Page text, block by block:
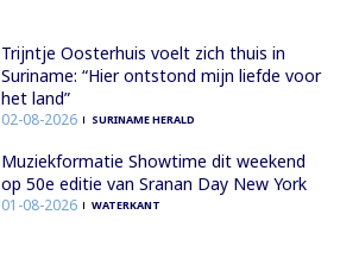
Trijntje Oosterhuis voelt zich thuis in
Suriname: “Hier ontstond mijn liefde voor
het land”
02-08-2026 SURINAME HERALD
Muziekformatie Showtime dit weekend
op 50e editie van Sranan Day New York
01-08-2026 WATERKANT